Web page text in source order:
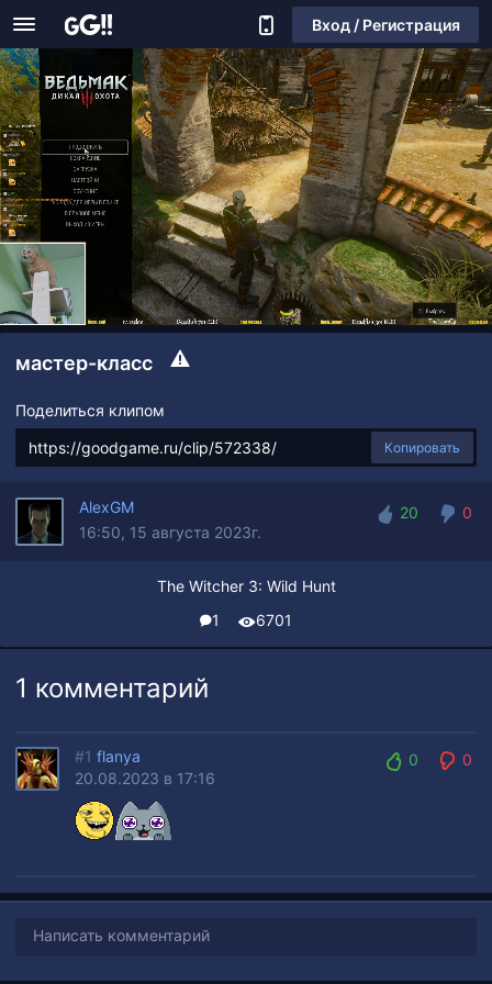
Вход / Регистрация
мастер-класс
Поделиться клипом
Копировать
AlexGM
16:50, 15 августа 2023г.
20
0
The Witcher 3: Wild Hunt
1
6701
1 комментарий
#1 flanya
20.08.2023 в 17:16
0
0
Написать комментарий